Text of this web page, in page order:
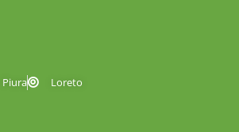
Piura Loreto